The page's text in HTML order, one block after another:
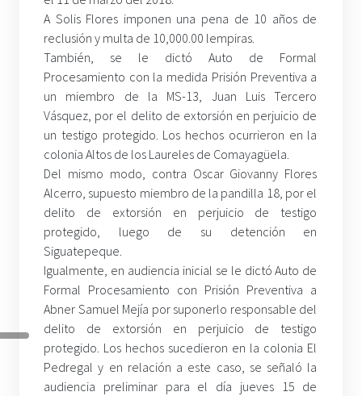
A Solis Flores imponen una pena de 10 años de
reclusión y multa de 10,000.00 lempiras.
También, se le dictó Auto de Formal
Procesamiento con la medida Prisión Preventiva a
un miembro de la MS-13, Juan Luis Tercero
Vásquez, por el delito de extorsión en perjuicio de
un testigo protegido. Los hechos ocurrieron en la
colonia Altos de los Laureles de Comayagüela.
Del mismo modo, contra Oscar Giovanny Flores
Alcerro, supuesto miembro de la pandilla 18, por el
delito de extorsión en perjuicio de testigo
protegido, luego de su detención en
Siguatepeque.
Igualmente, en audiencia inicial se le dictó Auto de
Formal Procesamiento con Prisión Preventiva a
Abner Samuel Mejía por suponerlo responsable del
delito de extorsión en perjuicio de testigo
protegido. Los hechos sucedieron en la colonia El
Pedregal y en relación a este caso, se señaló la
audiencia preliminar para el día jueves 15 de